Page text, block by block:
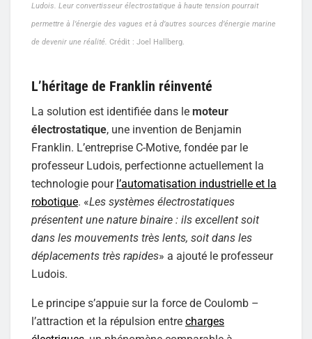
Ludois. Leur convertisseur électrostatique à haute tension pourrait
permettre à l’énergie des vagues et à d’autres sources d’énergie marine
de devenir une réalité. Crédit : Joel Hallberg.
L’héritage de Franklin réinventé
La solution est identifiée dans le moteur
électrostatique, une invention de Benjamin
Franklin. L’entreprise C-Motive, fondée par le
professeur Ludois, perfectionne actuellement la
technologie pour l’automatisation industrielle et la
robotique. «Les systèmes électrostatiques
présentent une nature binaire : ils excellent soit
dans les mouvements très lents, soit dans les
déplacements très rapides» a ajouté le professeur
Ludois.
Le principe s’appuie sur la force de Coulomb –
l’attraction et la répulsion entre charges